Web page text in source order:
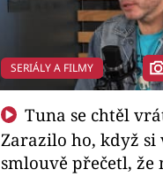
SERIÁLY A FILMY
Zarazilo ho, když si
smlouvě přečetl, že